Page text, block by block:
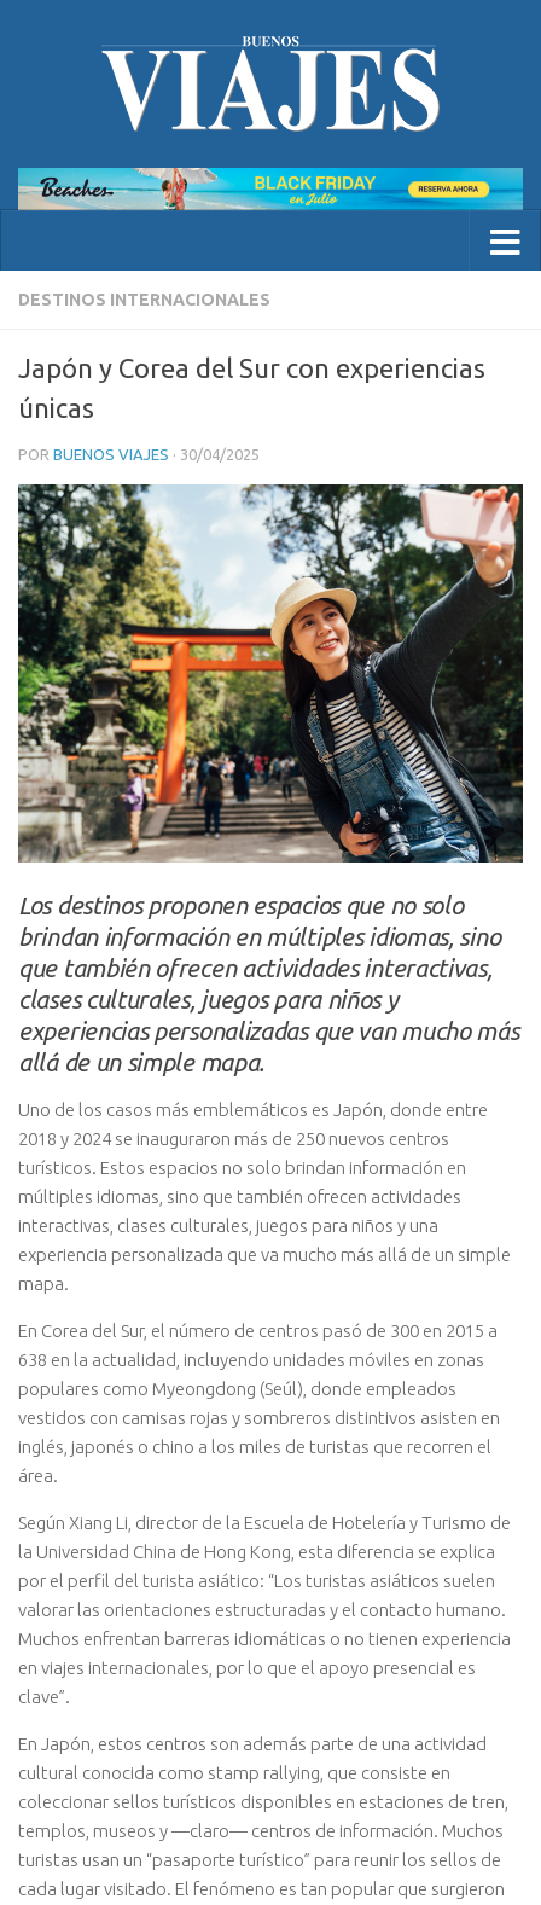
DESTINOS INTERNACIONALES
Japón y Corea del Sur con experiencias
únicas
POR BUENOS VIAJES · 30/04/2025
Los destinos proponen espacios que no solo
brindan información en múltiples idiomas, sino
que también ofrecen actividades interactivas,
clases culturales, juegos para niños y
experiencias personalizadas que van mucho más
allá de un simple mapa.
Uno de los casos más emblemáticos es Japón, donde entre
2018 y 2024 se inauguraron más de 250 nuevos centros
turísticos. Estos espacios no solo brindan información en
múltiples idiomas, sino que también ofrecen actividades
interactivas, clases culturales, juegos para niños y una
experiencia personalizada que va mucho más allá de un simple
mapa.
En Corea del Sur, el número de centros pasó de 300 en 2015 a
638 en la actualidad, incluyendo unidades móviles en zonas
populares como Myeongdong (Seúl), donde empleados
vestidos con camisas rojas y sombreros distintivos asisten en
inglés, japonés o chino a los miles de turistas que recorren el
área.
Según Xiang Li, director de la Escuela de Hotelería y Turismo de
la Universidad China de Hong Kong, esta diferencia se explica
por el perfil del turista asiático: “Los turistas asiáticos suelen
valorar las orientaciones estructuradas y el contacto humano.
Muchos enfrentan barreras idiomáticas o no tienen experiencia
en viajes internacionales, por lo que el apoyo presencial es
clave”.
En Japón, estos centros son además parte de una actividad
cultural conocida como stamp rallying, que consiste en
coleccionar sellos turísticos disponibles en estaciones de tren,
templos, museos y —claro— centros de información. Muchos
turistas usan un “pasaporte turístico” para reunir los sellos de
cada lugar visitado. El fenómeno es tan popular que surgieron